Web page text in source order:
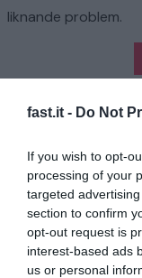
fast.it - Do Not
If you wish to opt-
processing of your
targeted
section to confirm
opt-out request is
interest-based ads
us or personal
liknande problem.
Homepage
Relaterad
2025
1 år